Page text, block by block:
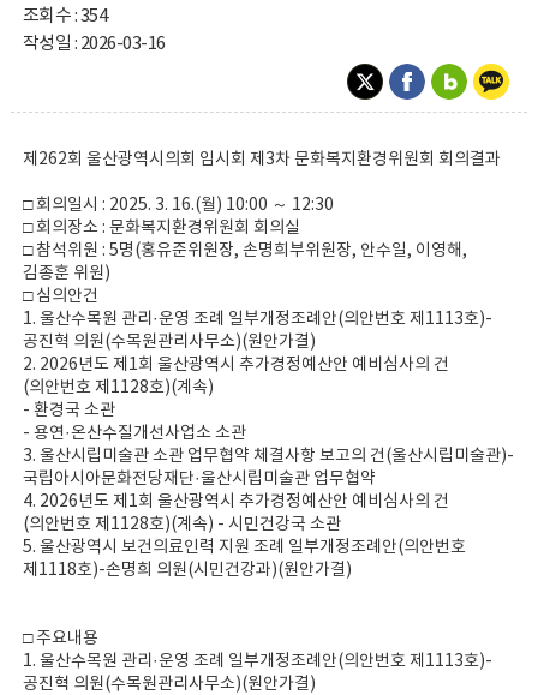
조회수 : 354
작성일 : 2026-03-16
제262회 울산광역시의회 임시회 제3차 문화복지환경위원회 회의결과
□ 회의일시 : 2025. 3. 16.(월) 10:00 ～ 12:30
□ 회의장소 : 문화복지환경위원회 회의실
□ 참석위원 : 5명(홍유준위원장, 손명희부위원장, 안수일, 이영해,
김종훈 위원)
□ 심의안건
1. 울산수목원 관리·운영 조례 일부개정조례안(의안번호 제1113호)-
공진혁 의원(수목원관리사무소)(원안가결)
2. 2026년도 제1회 울산광역시 추가경정예산안 예비심사의 건
(의안번호 제1128호)(계속)
- 환경국 소관
- 용연·온산수질개선사업소 소관
3. 울산시립미술관 소관 업무협약 체결사항 보고의 건(울산시립미술관)-
국립아시아문화전당재단·울산시립미술관 업무협약
4. 2026년도 제1회 울산광역시 추가경정예산안 예비심사의 건
(의안번호 제1128호)(계속) - 시민건강국 소관
5. 울산광역시 보건의료인력 지원 조례 일부개정조례안(의안번호
제1118호)-손명희 의원(시민건강과)(원안가결)
□ 주요내용
1. 울산수목원 관리·운영 조례 일부개정조례안(의안번호 제1113호)-
공진혁 의원(수목원관리사무소)(원안가결)